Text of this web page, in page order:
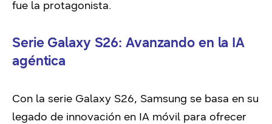
fue la protagonista.
Serie Galaxy S26: Avanzando en la IA
agéntica
Con la serie Galaxy S26, Samsung se basa en su
legado de innovación en IA móvil para ofrecer